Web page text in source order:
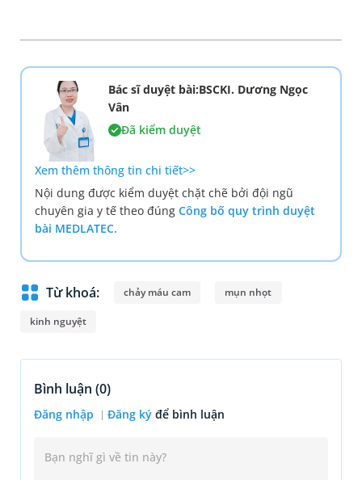
Bác sĩ duyệt bài:BSCKI. Dương Ngọc
Vân
Đã kiểm duyệt
Xem thêm thông tin chi tiết>>
Nội dung được kiểm duyệt chặt chẽ bởi đội ngũ
chuyên gia y tế theo đúng Công bố quy trình duyệt
bài MEDLATEC.
Từ khoá: chảy máu cam mụn nhọt
kinh nguyệt
Bình luận (0)
Đăng nhập Đăng ký để bình luận